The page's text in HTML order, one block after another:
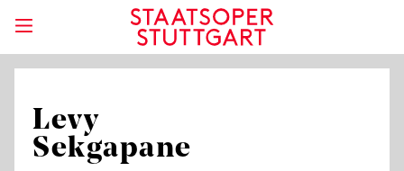
Levy
Sekgapane